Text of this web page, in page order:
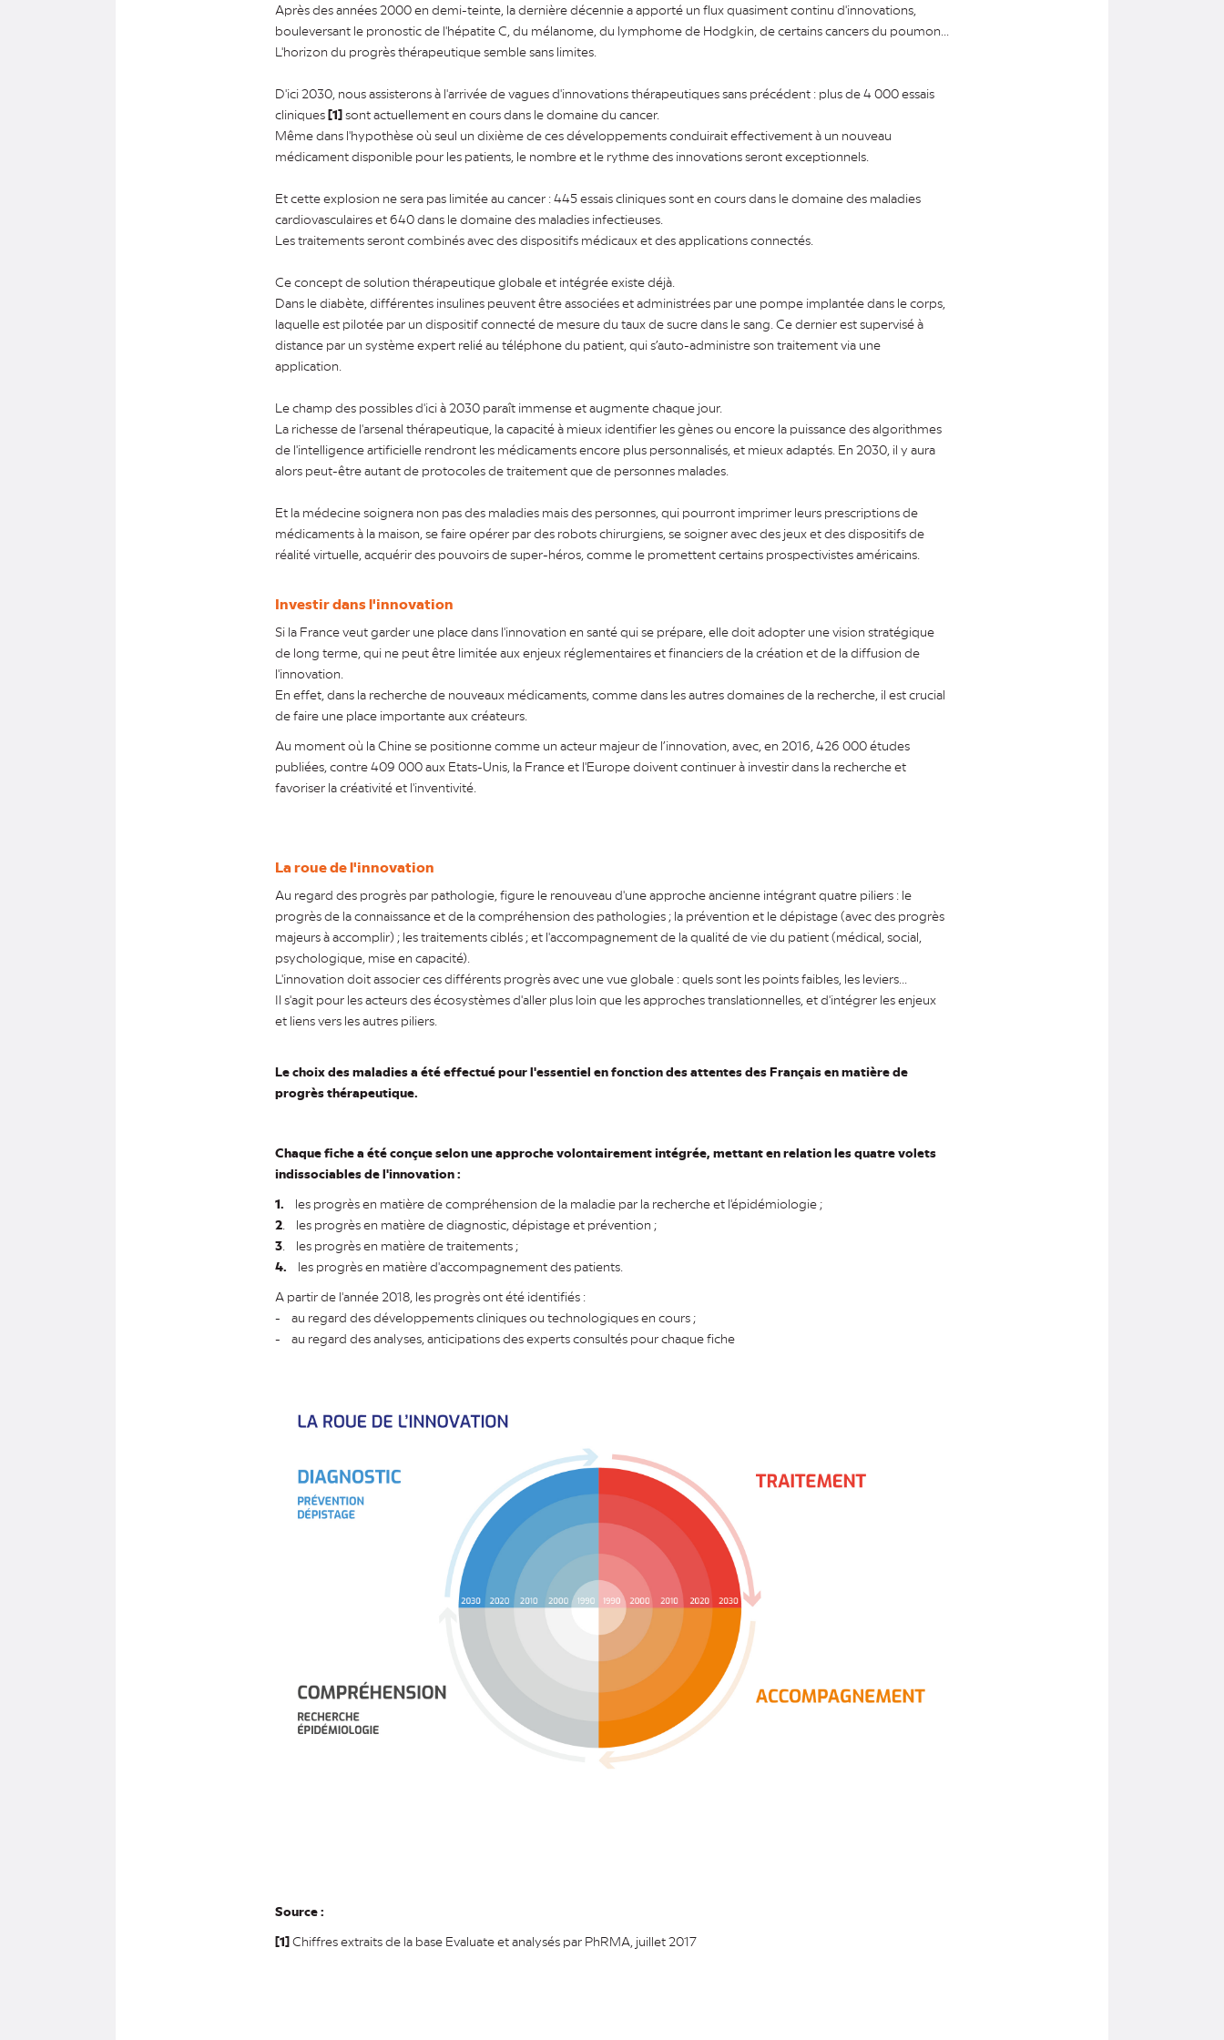
Après des années 2000 en demi-teinte, la dernière décennie a apporté un flux quasiment continu d'innovations,
bouleversant le pronostic de l'hépatite C, du mélanome, du lymphome de Hodgkin, de certains cancers du poumon...
L'horizon du progrès thérapeutique semble sans limites.
D'ici 2030, nous assisterons à l'arrivée de vagues d'innovations thérapeutiques sans précédent : plus de 4 000 essais
cliniques[1]sont actuellement en cours dans le domaine du cancer.
Même dans l'hypothèse où seul un dixième de ces développements conduirait effectivement à un nouveau
médicament disponible pour les patients, le nombre et le rythme des innovations seront exceptionnels.
Et cette explosion ne sera pas limitée au cancer : 445 essais cliniques sont en cours dans le domaine des maladies
cardiovasculaires et 640 dans le domaine des maladies infectieuses.
Les traitements seront combinés avec des dispositifs médicaux et des applications connectés.
Ce concept de solution thérapeutique globale et intégrée existe déjà.
Dans le diabète, différentes insulines peuvent être associées et administrées par une pompe implantée dans le corps,
laquelle est pilotée par un dispositif connecté de mesure du taux de sucre dans le sang. Ce dernier est supervisé à
distance par un système expert relié au téléphone du patient, qui s’auto-administre son traitement via une
application.
Le champ des possibles d'ici à 2030 paraît immense et augmente chaque jour.
La richesse de l'arsenal thérapeutique, la capacité à mieux identifier les gènes ou encore la puissance des algorithmes
de l'intelligence artificielle rendront les médicaments encore plus personnalisés, et mieux adaptés. En 2030, il y aura
alors peut-être autant de protocoles de traitement que de personnes malades.
Et la médecine soignera non pas des maladies mais des personnes, qui pourront imprimer leurs prescriptions de
médicaments à la maison, se faire opérer par des robots chirurgiens, se soigner avec des jeux et des dispositifs de
réalité virtuelle, acquérir des pouvoirs de super-héros, comme le promettent certains prospectivistes américains.
Investir dans l'innovation
Si la France veut garder une place dans l'innovation en santé qui se prépare, elle doit adopter une vision stratégique
de long terme, qui ne peut être limitée aux enjeux réglementaires et financiers de la création et de la diffusion de
l'innovation.
En effet, dans la recherche de nouveaux médicaments, comme dans les autres domaines de la recherche, il est crucial
de faire une place importante aux créateurs.
Au moment où la Chine se positionne comme un acteur majeur de l’innovation, avec, en 2016, 426 000 études
publiées, contre 409 000 aux Etats-Unis, la France et l'Europe doivent continuer à investir dans la recherche et
favoriser la créativité et l'inventivité.
La roue de l'innovation
Au regard des progrès par pathologie, figure le renouveau d'une approche ancienne intégrant quatre piliers : le
progrès de la connaissance et de la compréhension des pathologies ; la prévention et le dépistage (avec des progrès
majeurs à accomplir) ; les traitements ciblés ; et l'accompagnement de la qualité de vie du patient (médical, social,
psychologique, mise en capacité).
L'innovation doit associer ces différents progrès avec une vue globale : quels sont les points faibles, les leviers...
Il s'agit pour les acteurs des écosystèmes d'aller plus loin que les approches translationnelles, et d'intégrer les enjeux
et liens vers les autres piliers.
Le choix des maladies a été effectué pour l'essentiel en fonction des attentes des Français en matière de
progrès thérapeutique.
Chaque fiche a été conçue selon une approche volontairement intégrée, mettant en relation les quatre volets
indissociables de l'innovation :
1.
les progrès en matière de compréhension de la maladie par la recherche et l'épidémiologie ;
2 . les progrès en matière de diagnostic, dépistage et prévention ;
3 . les progrès en matière de traitements ;
4.
les progrès en matière d'accompagnement des patients.
A partir de l'année 2018, les progrès ont été identifiés :
- au regard des développements cliniques ou technologiques en cours ;
- au regard des analyses, anticipations des experts consultés pour chaque fiche
Source :
[1]Chiffres extraits de la base Evaluate et analysés par PhRMA, juillet 2017